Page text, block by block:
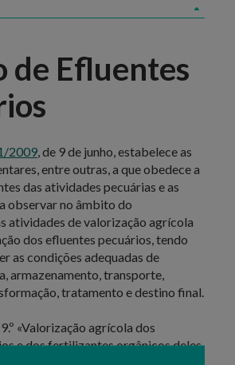
de Efluentes
2009, de 9 de junho, estabelece as
entre outras, a que obedece a
das atividades pecuárias e as
observar no âmbito do
atividades de valorização agrícola
dos efluentes pecuários, tendo
as condições adequadas de
armazenamento, transporte,
tratamento e destino final.
«Valorização agrícola dos
e dos fertilizantes orgânicos deles